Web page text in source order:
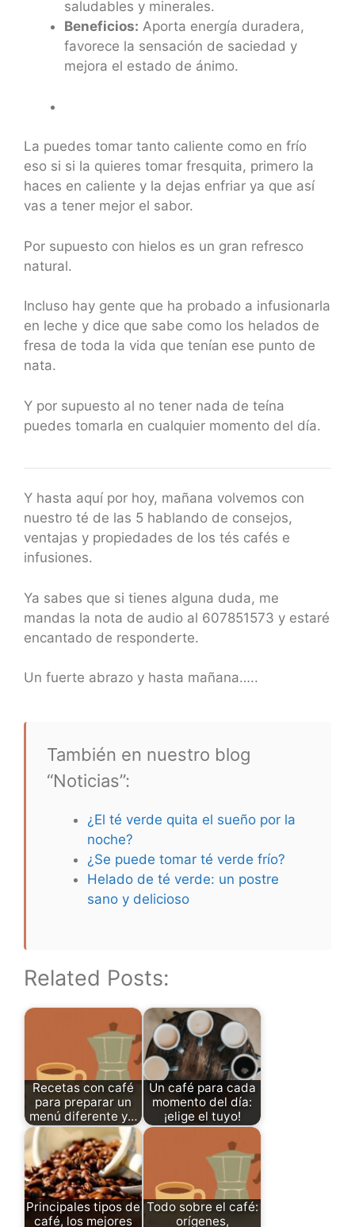
saludables y minerales.
Beneficios: Aporta energía duradera,
favorece la sensación de saciedad y
mejora el estado de ánimo.
La puedes tomar tanto caliente como en frío
eso si si la quieres tomar fresquita, primero la
haces en caliente y la dejas enfriar ya que así
vas a tener mejor el sabor.
Por supuesto con hielos es un gran refresco
natural.
Incluso hay gente que ha probado a infusionarla
en leche y dice que sabe como los helados de
fresa de toda la vida que tenían ese punto de
nata.
Y por supuesto al no tener nada de teína
puedes tomarla en cualquier momento del día.
Y hasta aquí por hoy, mañana volvemos con
nuestro té de las 5 hablando de consejos,
ventajas y propiedades de los tés cafés e
infusiones.
Ya sabes que si tienes alguna duda, me
mandas la nota de audio al 607851573 y estaré
encantado de responderte.
Un fuerte abrazo y hasta mañana…..
También en nuestro blog
“Noticias”:
¿El té verde quita el sueño por la
noche?
¿Se puede tomar té verde frío?
Helado de té verde: un postre
sano y delicioso
Related Posts:
Recetas con café
para preparar un
menú diferente y…
Un café para cada
momento del día:
¡elige el tuyo!
Principales tipos de
café, los mejores
Todo sobre el café:
orígenes,